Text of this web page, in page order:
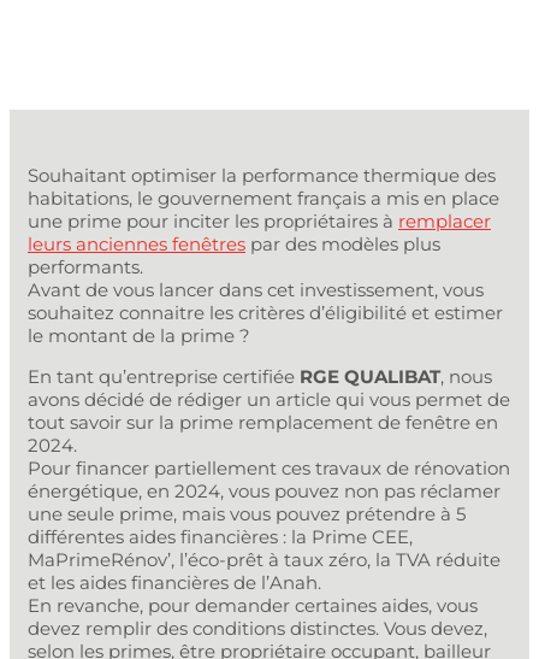
Souhaitant optimiser la performance thermique des
habitations, le gouvernement français a mis en place
une prime pour inciter les propriétaires à remplacer
leurs anciennes fenêtres par des modèles plus
performants.
Avant de vous lancer dans cet investissement, vous
souhaitez connaitre les critères d’éligibilité et estimer
le montant de la prime ?
En tant qu’entreprise certifiée RGE QUALIBAT, nous
avons décidé de rédiger un article qui vous permet de
tout savoir sur la prime remplacement de fenêtre en
2024.
Pour financer partiellement ces travaux de rénovation
énergétique, en 2024, vous pouvez non pas réclamer
une seule prime, mais vous pouvez prétendre à 5
différentes aides financières : la Prime CEE,
MaPrimeRénov’, l’éco-prêt à taux zéro, la TVA réduite
et les aides financières de l’Anah.
En revanche, pour demander certaines aides, vous
devez remplir des conditions distinctes. Vous devez,
selon les primes, être propriétaire occupant, bailleur